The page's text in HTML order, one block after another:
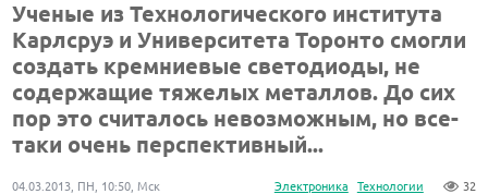
Ученые из Технологического института
Карлсруэ и Университета Торонто смогли
создать кремниевые светодиоды, не
содержащие тяжелых металлов. До сих
пор это считалось невозможным, но все-
таки очень перспективный...
Электроника Технологии 32
04.03.2013, ПН, 10:50, Мск